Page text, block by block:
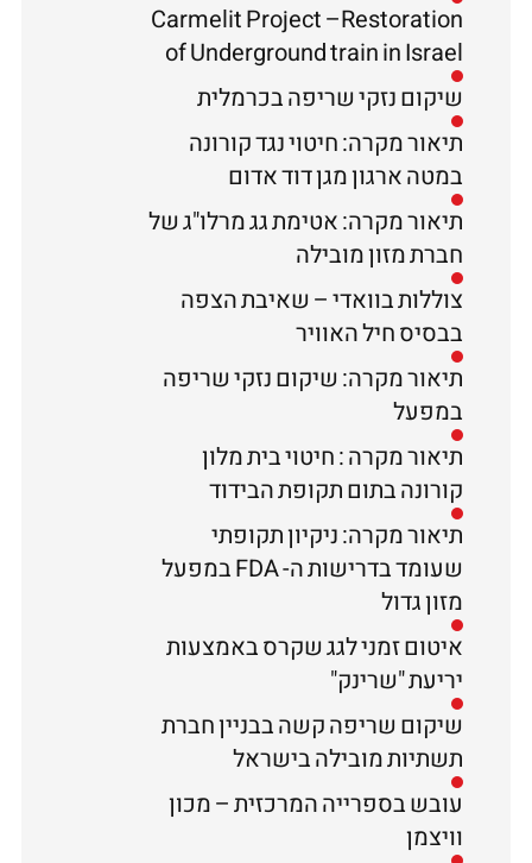
Carmelit Project –Restoration
of Underground train in Israel
שיקום נזקי שריפה בכרמלית
תיאור מקרה: חיטוי נגד קורונה
במטה ארגון מגן דוד אדום
תיאור מקרה: אטימת גג מרלו"ג של
חברת מזון מובילה
צוללות בוואדי – שאיבת הצפה
בבסיס חיל האוויר
תיאור מקרה: שיקום נזקי שריפה
במפעל
תיאור מקרה : חיטוי בית מלון
קורונה בתום תקופת הבידוד
תיאור מקרה: ניקיון תקופתי
שעומד בדרישות ה- FDA במפעל
מזון גדול
איטום זמני לגג שקרס באמצעות
יריעת "שרינק"
שיקום שריפה קשה בבניין חברת
תשתיות מובילה בישראל
עובש בספרייה המרכזית – מכון
וויצמן